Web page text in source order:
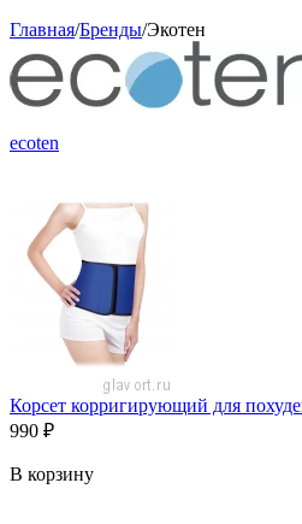
Главная/Бренды/Экотен
ecoten
Корсет корригирующий для
990 ₽
В корзину